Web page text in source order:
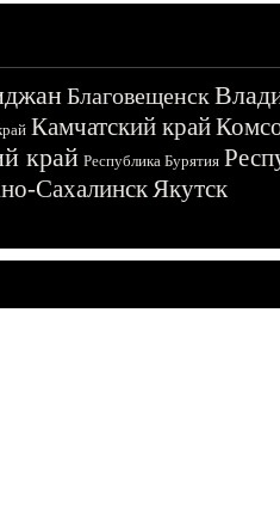
Благовещенск
Камчатский край
край Республика Бурятия
СахалинскЯкутск